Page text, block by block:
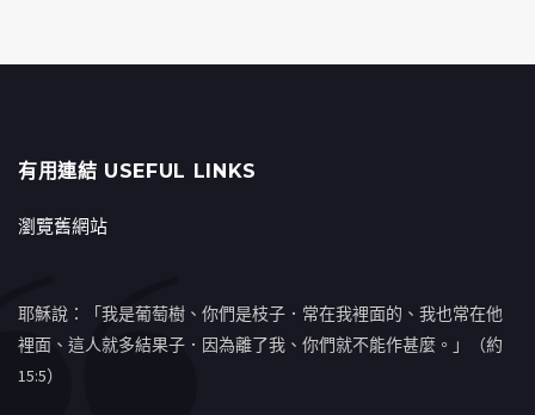
有用連結 USEFUL LINKS
瀏覽舊網站
耶穌說：「我是葡萄樹、你們是枝子．常在我裡面的、我也常在他
裡面、這人就多結果子．因為離了我、你們就不能作甚麼。」（約
15:5）